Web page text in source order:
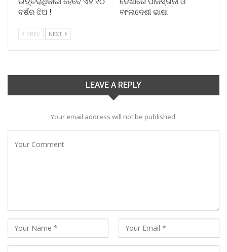
ବର୍ଷର ଝିଅ !
ବାଂଲାଦେଶୀ ଭାଷା
PREV NEXT
LEAVE A REPLY
Your email address will not be published.